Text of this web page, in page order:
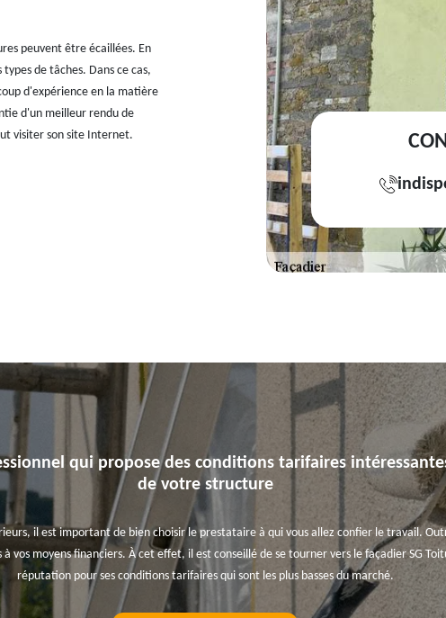
peuvent être écaillées. En
de tâches. Dans ce cas,
d'expérience en la matière
d'un meilleur rendu de
visiter son site Internet.
qui propose des conditions tarifaires
de votre structure
il est important de bien choisir le prestataire à qui vous allez confier le travail.
vos moyens financiers. À cet effet, il est conseillé de se tourner vers le façadier SG
réputation pour ses conditions tarifaires qui sont les plus basses du marché.